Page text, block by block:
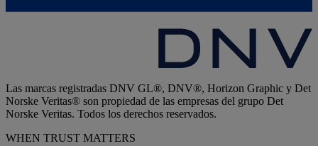
Las marcas registradas DNV GL®, DNV®, Horizon Graphic y Det
Norske Veritas® son propiedad de las empresas del grupo Det
Norske Veritas. Todos los derechos reservados.
WHEN TRUST MATTERS